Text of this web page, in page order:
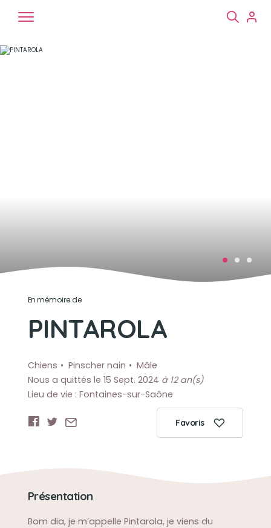
En mémoire de
PINTAROLA
Chiens Pinscher nain
Mâle
Nous a quittés le 15 Sept. 2024 à 12 an(s)
Lieu de vie : Fontaines-sur-Saône
Favoris
Présentation
Bom dia, je m’appelle Pintarola, je viens du